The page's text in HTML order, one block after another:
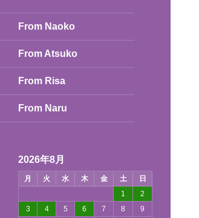
From Naoko
From Atsuko
From Risa
From Naru
2026年8月
月 火 水 木 金 土
日
1
2
3
4 5 6 7 8
9